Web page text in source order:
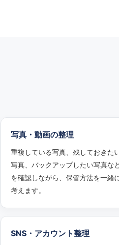
写真・動画の整理
重複している写真、残しておきた
写真、バックアップしたい写真な
を確認しながら、保管方法を一緒
考えます。
SNS・アカウント整理